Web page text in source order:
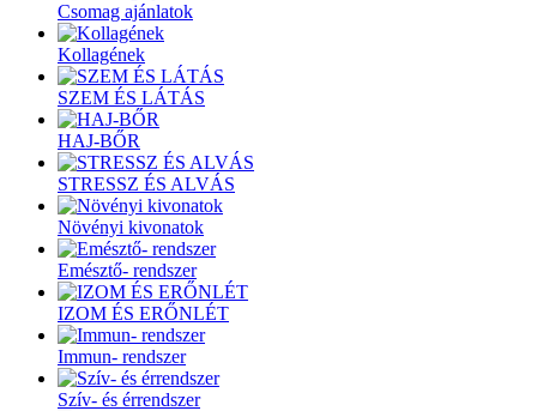
Csomag ajánlatok
Kollagének
SZEM ÉS LÁTÁS
HAJ-BŐR
STRESSZ ÉS ALVÁS
Növényi kivonatok
Emésztő- rendszer
IZOM ÉS ERŐNLÉT
Immun- rendszer
Szív- és érrendszer